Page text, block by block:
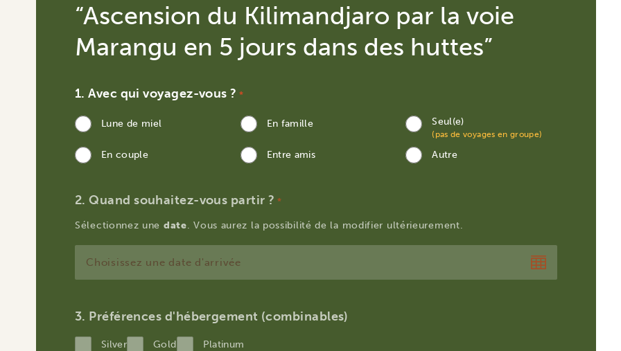
“Ascension du Kilimandjaro par la voie
Marangu en 5 jours dans des huttes”
Avec qui voyagez-vous ? *
Lune de miel En famille Seul(e)
(pas de voyages en groupe)
En couple Entre amis Autre
Quand souhaitez-vous partir ? *
Sélectionnez une date. Vous aurez la possibilité de la modifier ultérieurement.
MMPréférences d'hébergement (combinables)
Silver Gold Platinum